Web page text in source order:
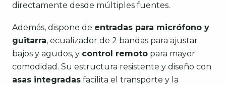
directamente desde múltiples fuentes.
Además, dispone de entradas para micrófono y
guitarra, ecualizador de 2 bandas para ajustar
bajos y agudos, y control remoto para mayor
comodidad. Su estructura resistente y diseño con
asas integradas facilita el transporte y la